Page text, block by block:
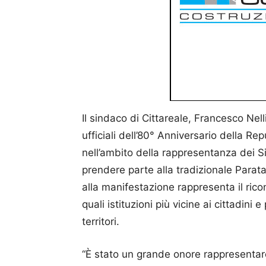
Il sindaco di Cittareale, Francesco
ufficiali dell’80° Anniversario della
nell’ambito della rappresentanza dei
prendere parte alla tradizionale
alla manifestazione rappresenta il
quali istituzioni più vicine ai cittadini
territori.
“È stato un grande onore